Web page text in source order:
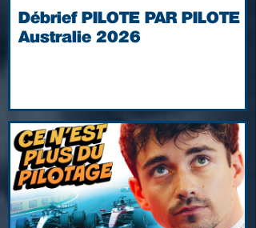
Débrief PILOTE PAR PILOTE |
Australie 2026